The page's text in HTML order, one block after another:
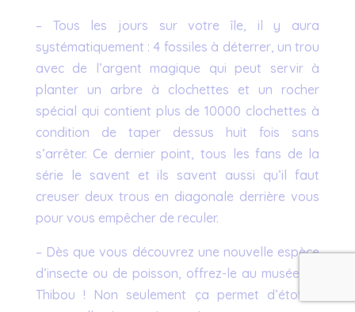
– Tous les jours sur votre île, il y aura
systématiquement : 4 fossiles à déterrer, un trou
avec de l’argent magique qui peut servir à
planter un arbre à clochettes et un rocher
spécial qui contient plus de 10000 clochettes à
condition de taper dessus huit fois sans
s’arrêter. Ce dernier point, tous les fans de la
série le savent et ils savent aussi qu’il faut
creuser deux trous en diagonale derrière vous
pour vous empêcher de reculer.
– Dès que vous découvrez une nouvelle espèce
d’insecte ou de poisson, offrez-le au musée de
Thibou ! Non seulement ça permet d’étoffer